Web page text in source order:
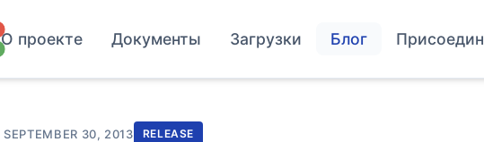
О проекте Документы Загрузки Блог
SEPTEMBER 30, 2013 RELEASE